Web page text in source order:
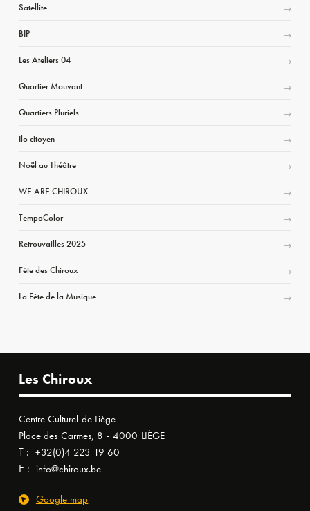
Satellite
BIP
Les Ateliers 04
Quartier Mouvant
Quartiers Pluriels
Ilo citoyen
Noël au Théâtre
WE ARE CHIROUX
TempoColor
Retrouvailles 2025
Fête des Chiroux
La Fête de la Musique
Les Chiroux
Centre Culturel de Liège
Place des Carmes, 8 - 4000 LIÈGE
T : +32(0)4 223 19 60
E : info@chiroux.be
Google map